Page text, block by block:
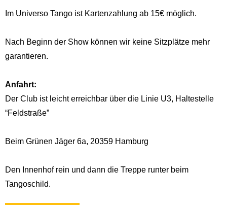
Im Universo Tango ist Kartenzahlung ab 15€ möglich.
Nach Beginn der Show können wir keine Sitzplätze mehr
garantieren.
Anfahrt:
Der Club ist leicht erreichbar über die Linie U3, Haltestelle
“Feldstraße”
Beim Grünen Jäger 6a, 20359 Hamburg
Den Innenhof rein und dann die Treppe runter beim
Tangoschild.